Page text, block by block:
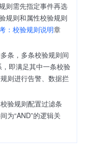
则需先指定事件再选
规则和属性校验规则
：校验规则说明章
条，多条校验规则间
，即满足其中一条校验
则进行告警、数据拦
验规则配置过滤条
为“AND”的逻辑关